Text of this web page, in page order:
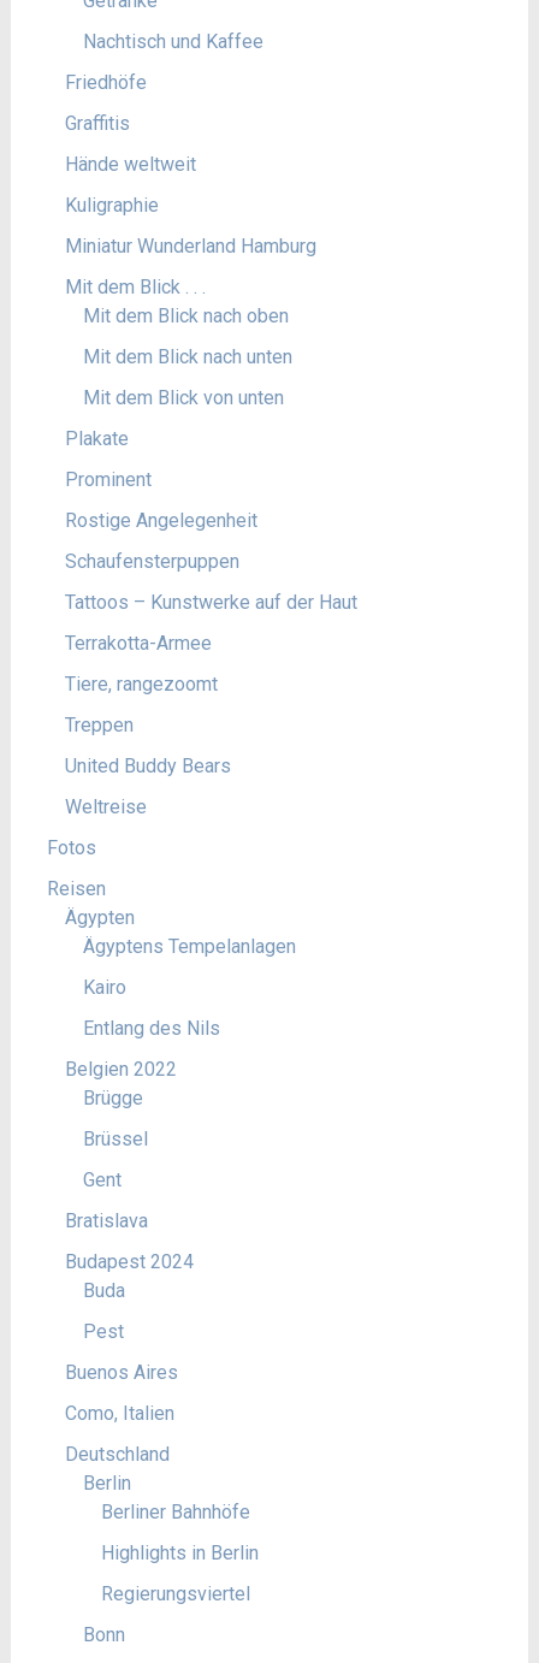
Nachtisch und Kaffee
Friedhöfe
Graffitis
Hände weltweit
Kuligraphie
Miniatur Wunderland Hamburg
Mit dem Blick . . .
Mit dem Blick nach oben
Mit dem Blick nach unten
Mit dem Blick von unten
Plakate
Prominent
Rostige Angelegenheit
Schaufensterpuppen
Tattoos – Kunstwerke auf der Haut
Terrakotta-Armee
Tiere, rangezoomt
Treppen
United Buddy Bears
Weltreise
Fotos
Reisen
Ägypten
Ägyptens Tempelanlagen
Kairo
Entlang des Nils
Belgien 2022
Brügge
Brüssel
Gent
Bratislava
Budapest 2024
Buda
Pest
Buenos Aires
Como, Italien
Deutschland
Berlin
Berliner Bahnhöfe
Highlights in Berlin
Regierungsviertel
Bonn